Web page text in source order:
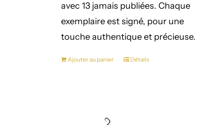
avec 13 jamais publiées. Chaque
exemplaire est signé, pour une
touche authentique et précieuse.
Ajouter au panier Détails